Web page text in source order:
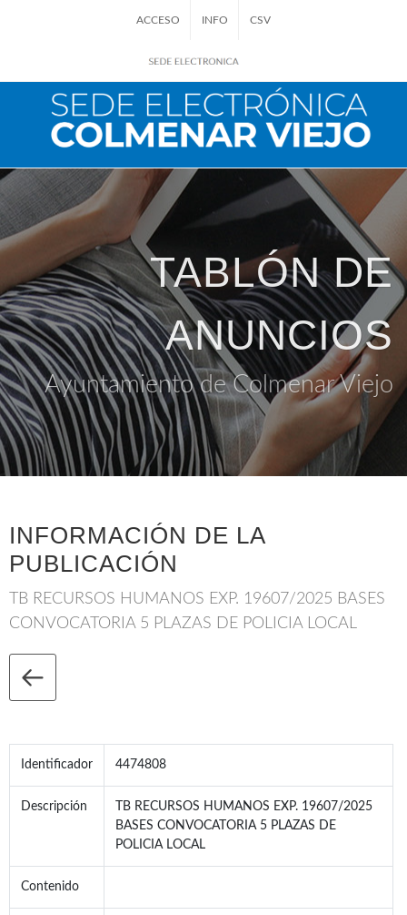
ACCESO INFO CSV
TABLÓN DE
ANUNCIOS
Ayuntamiento de Colmenar Viejo
INFORMACIÓN DE LA
PUBLICACIÓN
TB RECURSOS HUMANOS EXP. 19607/2025 BASES
CONVOCATORIA 5 PLAZAS DE POLICIA LOCAL
Identificador 4474808
Descripción
TB RECURSOS HUMANOS EXP. 19607/2025
BASES CONVOCATORIA 5 PLAZAS DE
POLICIA LOCAL
Contenido